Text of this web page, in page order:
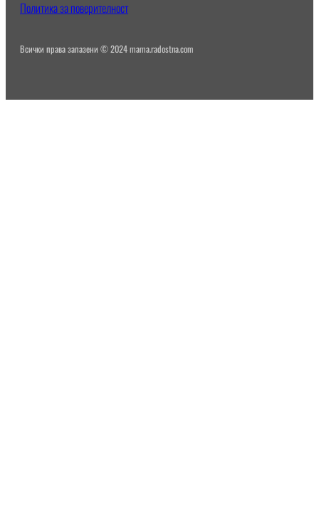
Всички права запазени © 2024 mama.radostna.com
Политика за поверителност